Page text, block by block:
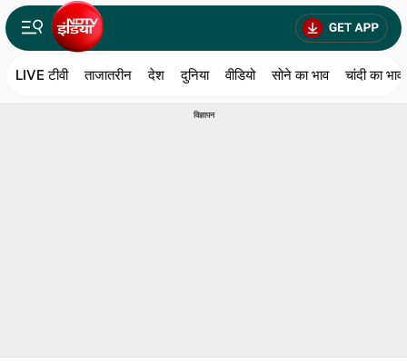
LIVE टीवी ताजातरीन देश दुनिया वीडियो सोने का भाव चांदी का भाव
विज्ञापन